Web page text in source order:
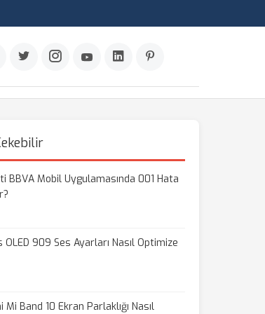
BBVA Mobil Uygulamasında 001 Hata
OLED 909 Ses Ayarları Nasıl Optimize
Mi Band 10 Ekran Parlaklığı Nasıl